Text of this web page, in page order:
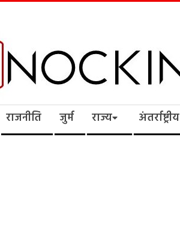
राजनीति जुर्म राज्य अंतर्राष्ट्रीय